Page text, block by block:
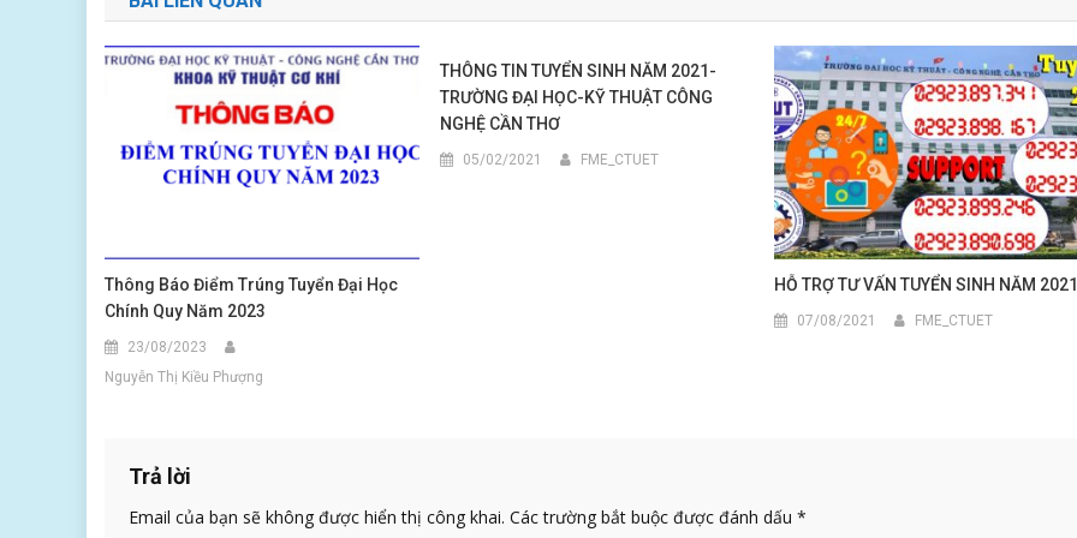
Thông Báo Điểm Trúng Tuyển Đại Học
Chính Quy Năm 2023
23/08/2023
Nguyễn Thị Kiều Phượng
THÔNG TIN TUYỂN SINH NĂM 2021-
TRƯỜNG ĐẠI HỌC-KỸ THUẬT CÔNG
NGHỆ CẦN THƠ
05/02/2021 FME_CTUET
HỖ TRỢ TƯ VẤN TUYỂN SINH NĂM
07/08/2021 FME_CTUET
Trả lời
Email của bạn sẽ không được hiển thị công khai. Các trường bắt buộc được đánh dấu *